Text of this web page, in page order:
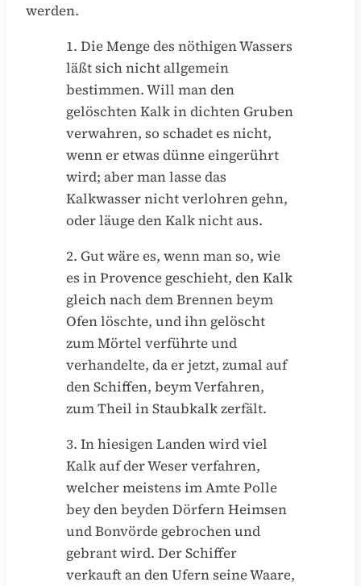
werden.
1. Die Menge des nöthigen Wassers
läßt sich nicht allgemein
bestimmen. Will man den
gelöschten Kalk in dichten Gruben
verwahren, so schadet es nicht,
wenn er etwas dünne eingerührt
wird; aber man lasse das
Kalkwasser nicht verlohren gehn,
oder läuge den Kalk nicht aus.
2. Gut wäre es, wenn man so, wie
es in Provence geschieht, den Kalk
gleich nach dem Brennen beym
Ofen löschte, und ihn gelöscht
zum Mörtel verführte und
verhandelte, da er jetzt, zumal auf
den Schiffen, beym Verfahren,
zum Theil in Staubkalk zerfält.
3. In hiesigen Landen wird viel
Kalk auf der Weser verfahren,
welcher meistens im Amte Polle
bey den beyden Dörfern Heimsen
und Bonvörde gebrochen und
gebrant wird. Der Schiffer
verkauft an den Ufern seine Waare,